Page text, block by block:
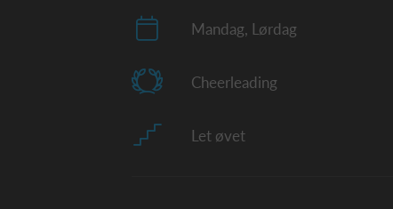
Mandag, Lørdag
Cheerleading
Let øvet